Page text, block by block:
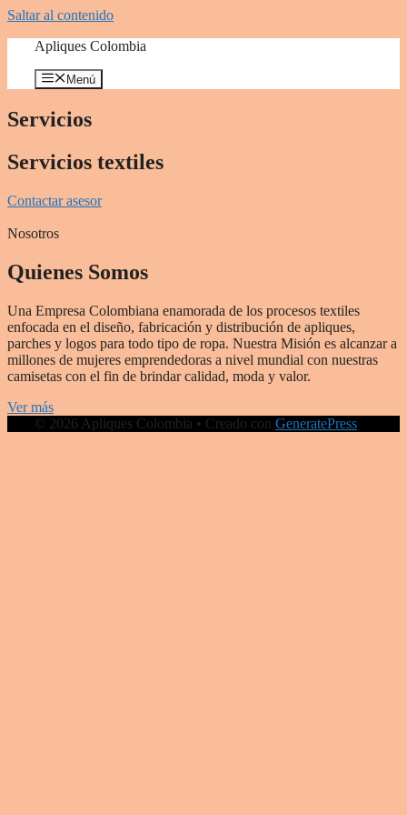
Saltar al contenido
Apliques Colombia
Menú
Servicios
Servicios textiles
Contactar asesor
Nosotros
Quienes Somos
Una Empresa Colombiana enamorada de los procesos textiles
enfocada en el diseño, fabricación y distribución de apliques,
parches y logos para todo tipo de ropa. Nuestra Misión es alcanzar a
millones de mujeres emprendedoras a nivel mundial con nuestras
camisetas con el fin de brindar calidad, moda y valor.
Ver más
© 2026 Apliques Colombia • Creado con GeneratePress